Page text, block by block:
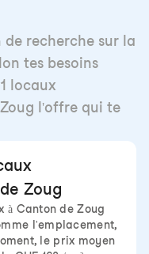
recherche sur la
tes besoins
locaux
l'offre qui te
Zoug
à Canton de Zoug
l'emplacement,
le prix moyen